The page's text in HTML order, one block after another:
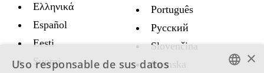
Ελληνικά
Español
Eesti
Suomi
Português
Русский
Slovenčina
Svenska
×
Uso responsable de sus datos